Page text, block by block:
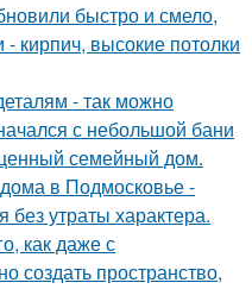
быстро и смело,
кирпич, высокие потолки
- так можно
с небольшой бани
семейный дом.
в Подмосковье -
утраты характера.
как даже с
создать пространство,